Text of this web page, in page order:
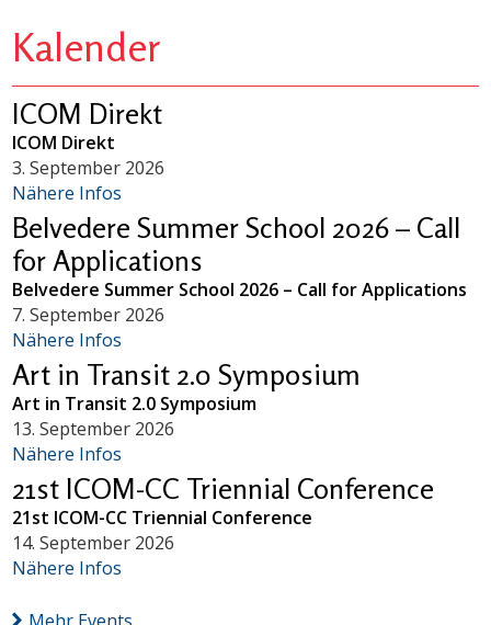
Kalender
ICOM Direkt
ICOM Direkt
3. September 2026
Nähere Infos
Belvedere Summer School 2026 – Call
for Applications
Belvedere Summer School 2026 – Call for Applications
7. September 2026
Nähere Infos
Art in Transit 2.0 Symposium
Art in Transit 2.0 Symposium
13. September 2026
Nähere Infos
21st ICOM-CC Triennial Conference
21st ICOM-CC Triennial Conference
14. September 2026
Nähere Infos